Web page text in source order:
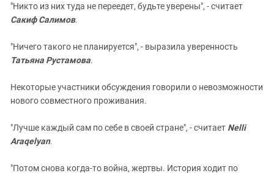
"Никто из них туда не переедет, будьте уверены", - считает
Сакиф Салимов.
"Ничего такого не планируется", - выразила уверенность
Татьяна Рустамова.
Некоторые участники обсуждения говорили о невозможности
нового совместного проживания.
"Лучше каждый сам по себе в своей стране", - считает Nelli
Araqelyan.
"Потом снова когда-то война, жертвы. История ходит по